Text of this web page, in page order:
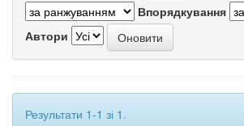
Впорядкування
Автори
Результати 1-1 зі 1.